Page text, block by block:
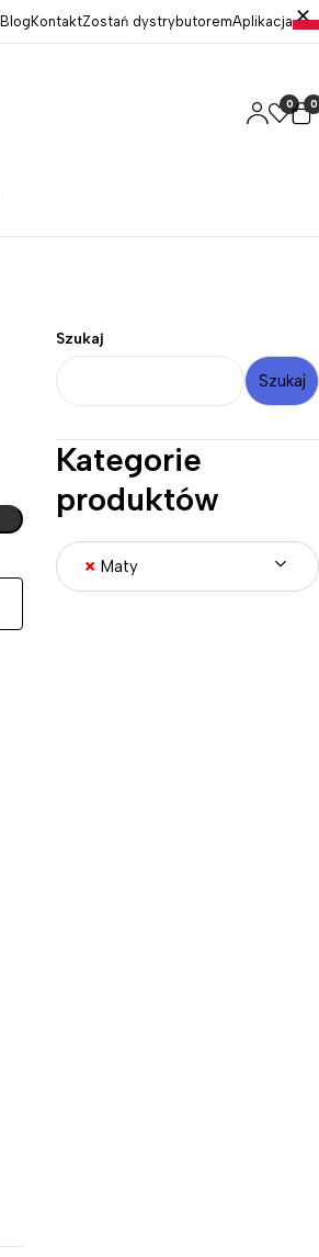
Blog KontaktZostań dystrybutoremAplikacja
0 0
Szukaj
Szukaj
Kategorie
produktów
× Maty